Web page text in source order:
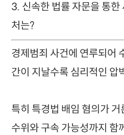
3. 신속한 법률 자문을 통한
처는?
경제범죄 사건에 연루되어
간이 지날수록 심리적인 압
특히 특경법 배임 혐의가
수위와 구속 가능성까지 함